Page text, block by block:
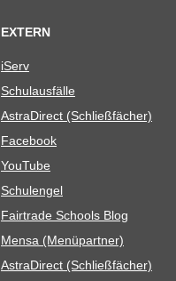
EXTERN
iServ
Schul­aus­fälle
Astra­Di­rect (Schließ­fä­cher)
Face­book
You­Tube
Schul­en­gel
Fair­trade Schools Blog
Mensa (Menü­part­ner)
Astra­Di­rect (Schließ­fä­cher)